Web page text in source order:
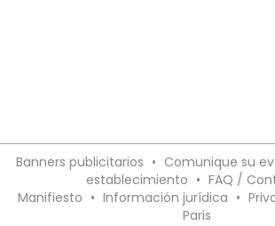
Banners publicitarios • Comunique su
establecimiento • FAQ /
Manifiesto • Información jurídica •
Paris